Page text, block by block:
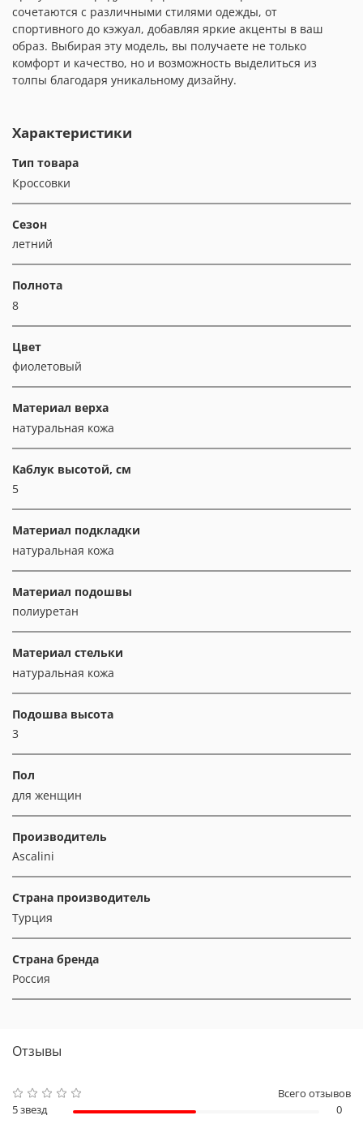
сочетаются с различными стилями одежды, от
спортивного до кэжуал, добавляя яркие акценты в ваш
образ. Выбирая эту модель, вы получаете не только
комфорт и качество, но и возможность выделиться из
толпы благодаря уникальному дизайну.
Характеристики
Тип товара
Кроссовки
Сезон
летний
Полнота
8
Цвет
фиолетовый
Материал верха
натуральная кожа
Каблук высотой, см
5
Материал подкладки
натуральная кожа
Материал подошвы
полиуретан
Материал стельки
натуральная кожа
Подошва высота
3
Пол
для женщин
Производитель
Ascalini
Страна производитель
Турция
Страна бренда
Россия
Отзывы
Всего отзывов
5 звезд
0